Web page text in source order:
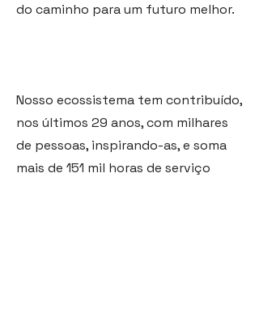
do caminho para um futuro melhor.
Nosso ecossistema tem contribuído,
nos últimos 29 anos, com milhares
de pessoas, inspirando-as, e soma
mais de 151 mil horas de serviço